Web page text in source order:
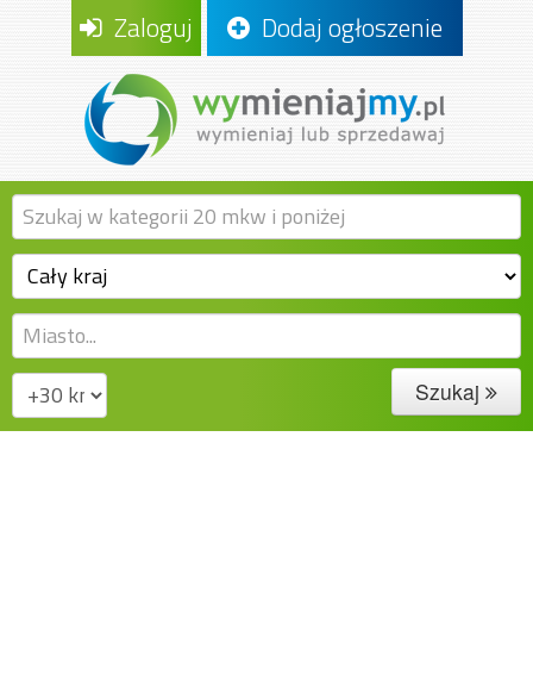
Zaloguj Dodaj ogłoszenie
Szukaj